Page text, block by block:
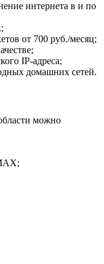
интернета в и по
от 700 руб./месяц;
IP-адреса;
домашних сетей.
можно